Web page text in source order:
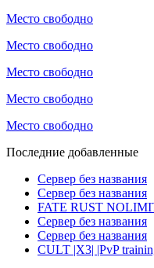
Место свободно
Место свободно
Место свободно
Место свободно
Место свободно
Последние добавленные
Сервер без названия
Сервер без названия
FATE RUST
Сервер без названия
Сервер без названия
CULT |X3| |PvP